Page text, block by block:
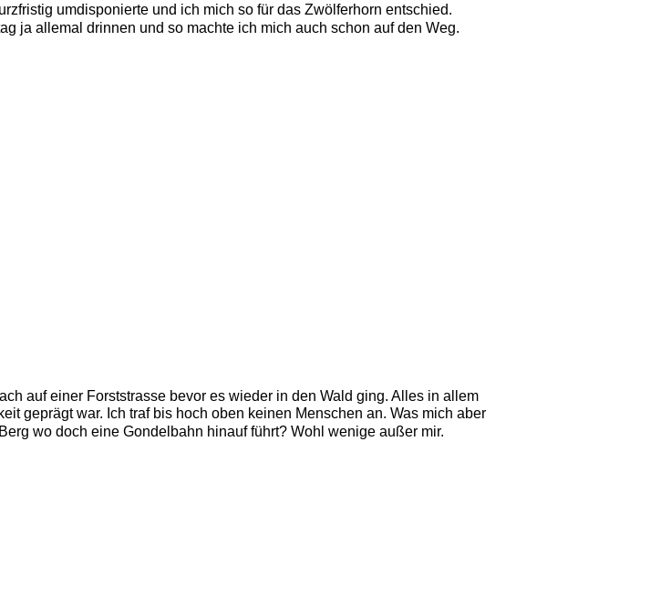
umdisponierte und ich mich so für das Zwölferhorn entschied.
ja allemal drinnen und so machte ich mich auch schon auf den Weg.
auf einer Forststrasse bevor es wieder in den Wald ging. Alles in allem
geprägt war. Ich traf bis hoch oben keinen Menschen an. Was mich aber
wo doch eine Gondelbahn hinauf führt? Wohl wenige außer mir.